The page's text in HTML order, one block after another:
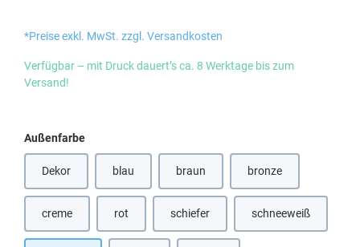
*Preise exkl. MwSt. zzgl. Versandkosten
Verfügbar – mit Druck dauert’s ca. 8 Werktage bis zum
Versand!
Außenfarbeauswählen
Dekor blau(Diese Option ist zurzeit nicht verfügbar.)
braun(Diese Option ist zurzeit nicht
bronze(Diese Option ist
creme(Diese Option ist zurzeit nicht verfügbar.)
rot schiefer schneeweiß